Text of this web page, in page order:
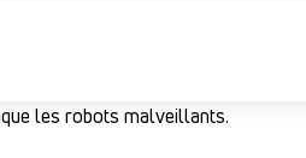
les robots malveillants.